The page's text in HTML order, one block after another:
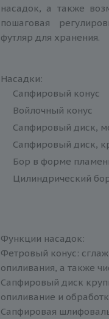
насадок, а также
пошаговая
футляр для хранения.
Насадки:
Сапфировый конус
Войлочный конус
Сапфировый диск,
Сапфировый диск,
Бор в форме
Цилиндрический
Функции насадок:
Фетровый конус:
опиливания, а также
Сапфировый диск
опиливание и
Сапфировая